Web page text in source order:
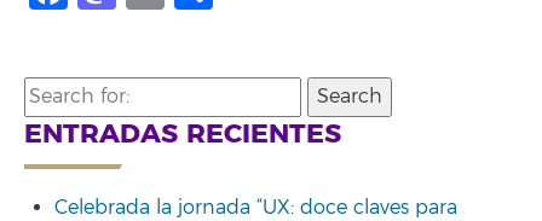
Search
for:
ENTRADAS RECIENTES
Celebrada la jornada “UX: doce claves para